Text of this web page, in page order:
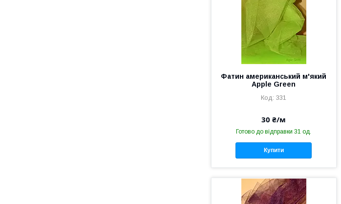
Фатин американський м'який
Apple Green
331
30 ₴/м
Готово до відправки 31 од.
Купити